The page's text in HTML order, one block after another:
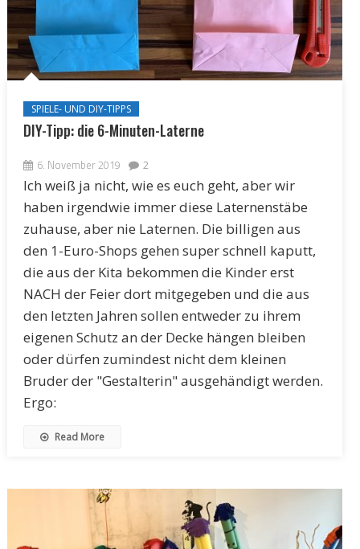
SPIELE- UND DIY-TIPPS
DIY-Tipp: die 6-Minuten-Laterne
6. November 2019 2
Ich weiß ja nicht, wie es euch geht, aber wir
haben irgendwie immer diese Laternenstäbe
zuhause, aber nie Laternen. Die billigen aus
den 1-Euro-Shops gehen super schnell kaputt,
die aus der Kita bekommen die Kinder erst
NACH der Feier dort mitgegeben und die aus
den letzten Jahren sollen entweder zu ihrem
eigenen Schutz an der Decke hängen bleiben
oder dürfen zumindest nicht dem kleinen
Bruder der "Gestalterin" ausgehändigt werden.
Ergo:
Read More